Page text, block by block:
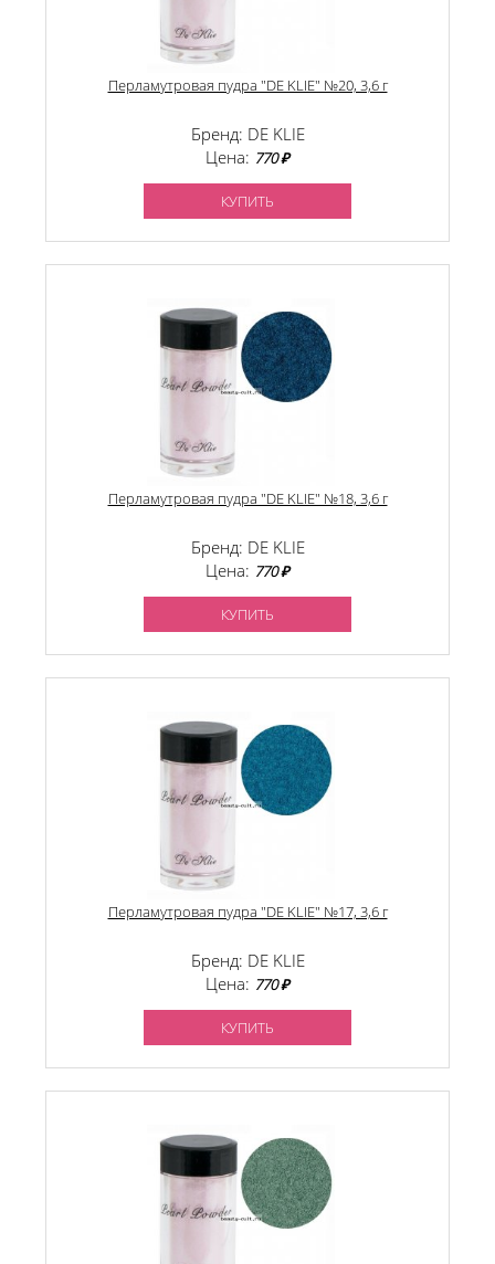
Перламутровая пудра "DE KLIE" №20, 3,6 г
Бренд: DE KLIE
Цена: 770 ₽
КУПИТЬ
Перламутровая пудра "DE KLIE" №18, 3,6 г
Бренд: DE KLIE
Цена: 770 ₽
КУПИТЬ
Перламутровая пудра "DE KLIE" №17, 3,6 г
Бренд: DE KLIE
Цена: 770 ₽
КУПИТЬ